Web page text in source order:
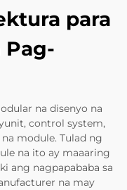
para
Pag-
na disenyo na
control system,
module. Tulad ng
na ito ay maaaring
ang nagpapababa sa
na may